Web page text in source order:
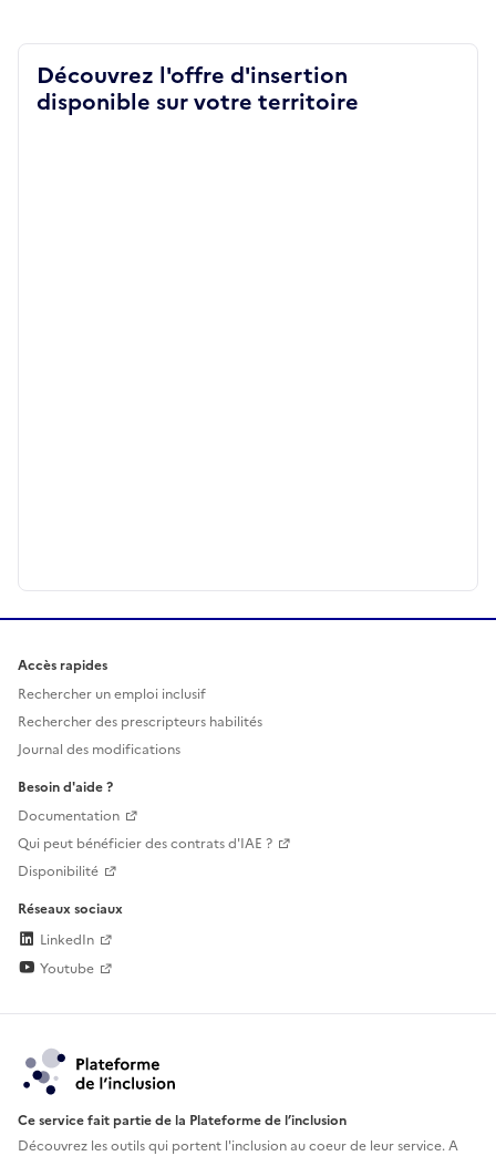
Découvrez l'offre d'insertion
disponible sur votre territoire
Accès rapides
Rechercher un emploi inclusif
Rechercher des prescripteurs habilités
Journal des modifications
Besoin d'aide ?
Documentation
Qui peut bénéficier des contrats d'IAE ?
Disponibilité
Réseaux sociaux
LinkedIn
Youtube
Ce service fait partie de la Plateforme de l’inclusion
Découvrez les outils qui portent l'inclusion aucoeur de leur service. A